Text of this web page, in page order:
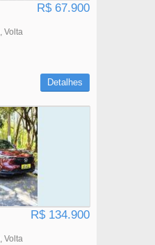
R$ 67.900
Volta
Detalhes
R$ 134.900
Volta